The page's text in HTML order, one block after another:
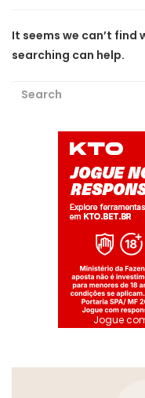
It seems we can’t find
searching can help.
Jogue